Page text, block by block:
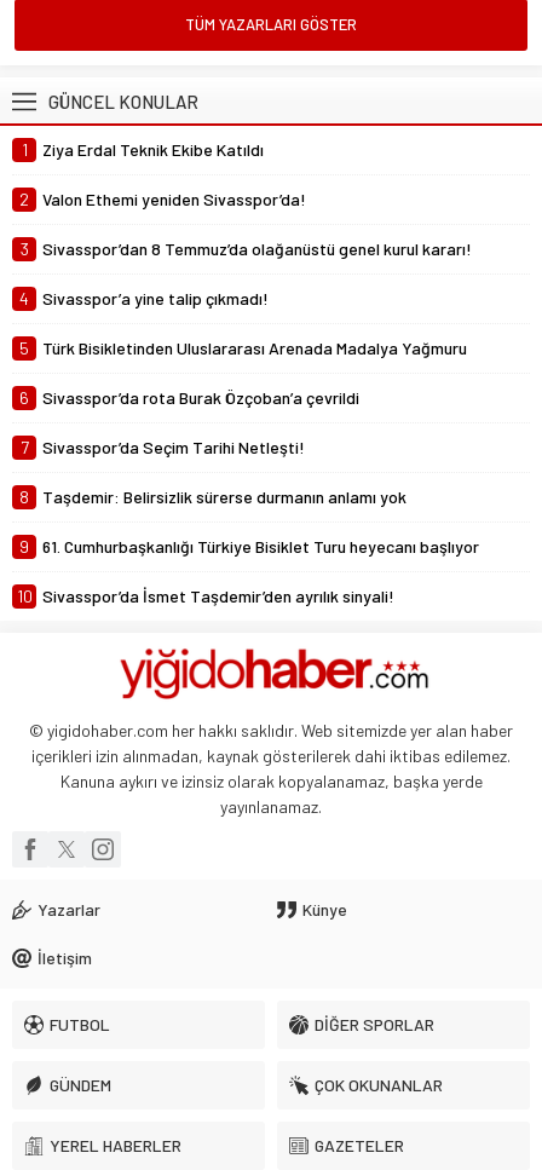
Mustafa Ateş
Böyle ayrılık olmaz
TÜM YAZARLARI GÖSTER
GÜNCEL KONULAR
1 Ziya Erdal Teknik Ekibe Katıldı
2 Valon Ethemi yeniden Sivasspor’da!
3 Sivasspor’dan 8 Temmuz’da olağanüstü genel kurul kararı!
4 Sivasspor’a yine talip çıkmadı!
5 Türk Bisikletinden Uluslararası Arenada Madalya Yağmuru
6 Sivasspor’da rota Burak Özçoban’a çevrildi
7 Sivasspor’da Seçim Tarihi Netleşti!
8 Taşdemir: Belirsizlik sürerse durmanın anlamı yok
9 61. Cumhurbaşkanlığı Türkiye Bisiklet Turu heyecanı başlıyor
10 Sivasspor’da İsmet Taşdemir’den ayrılık sinyali!
© yigidohaber.com her hakkı saklıdır. Web sitemizde yer alan haber
içerikleri izin alınmadan, kaynak gösterilerek dahi iktibas edilemez.
Kanuna aykırı ve izinsiz olarak kopyalanamaz, başka yerde
yayınlanamaz.
Yazarlar Künye
İletişim
FUTBOL DİĞER SPORLAR
GÜNDEM ÇOK OKUNANLAR
YEREL HABERLER GAZETELER